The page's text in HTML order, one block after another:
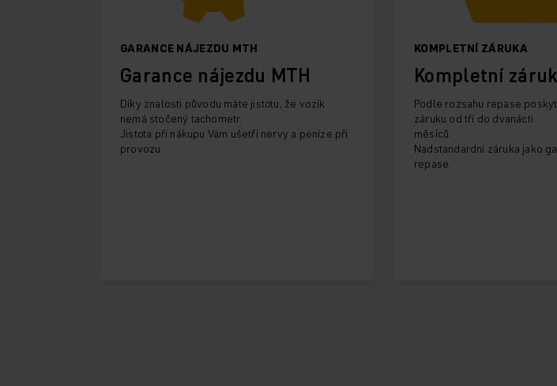
GARANCE NÁJEZDU MTH
Garance nájezdu MTH
Díky znalosti původu máte jistotu, že vozík
nemá stočený tachometr.
Jistota při nákupu Vám ušetří nervy a peníze při
provozu.
KOMPLETNÍ ZÁRUKA
Kompletní
Podle rozsahu repase
záruku od tří do dvanácti
měsíců.
Nadstandardní záruka jako
repase.